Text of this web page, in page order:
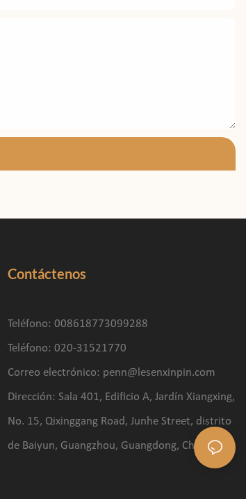
Contáctenos
Teléfono: 008618773099288
Teléfono: 020-31521770
Correo electrónico: penn@lesenxinpin.com
Dirección: Sala 401, Edificio A, Jardín Xiangxing,
No. 15, Qixinggang Road, Junhe Street, distrito
de Baiyun, Guangzhou, Guangdong, China.